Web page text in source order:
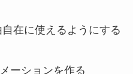
在に使えるようにする
ーションを作る